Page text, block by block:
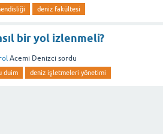
deniz fakültesi
bir yol izlenmeli?
Acemi Denizci sordu
duim deniz işletmeleri yönetimi